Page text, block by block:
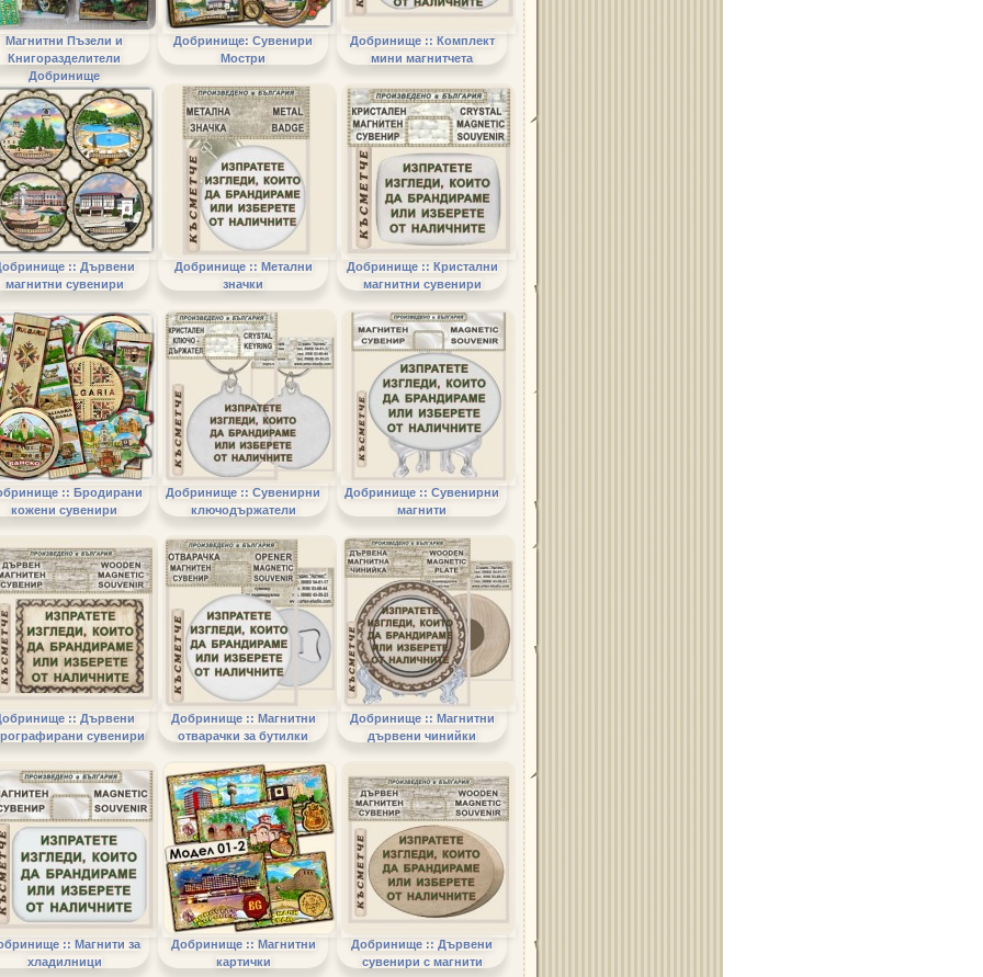
Магнитни Пъзели и
Книгоразделители
Добринище
Добринище: Сувенири
Мостри
Добринище :: Комплект
мини магнитчета
:: Дървени
магнитни сувенири
Добринище :: Метални
значки
Добринище :: Кристални
магнитни сувенири
:: Бродирани
кожени сувенири
Добринище :: Сувенирни
ключодържатели
Добринище :: Сувенирни
магнити
:: Дървени
сувенири
Добринище :: Магнитни
отварачки за бутилки
Добринище :: Магнитни
дървени чинийки
:: Магнити за
хладилници
Добринище :: Магнитни
картички
Добринище :: Дървени
сувенири с магнити